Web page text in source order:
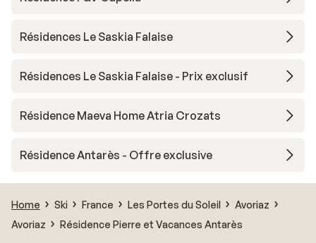
Résidences Le Saskia Falaise
Résidences Le Saskia Falaise - Prix exclusif
Résidence Maeva Home Atria Crozats
Résidence Antarès - Offre exclusive
Home Ski France Les Portes du Soleil
Avoriaz
Avoriaz
Résidence Pierre et Vacances Antarès